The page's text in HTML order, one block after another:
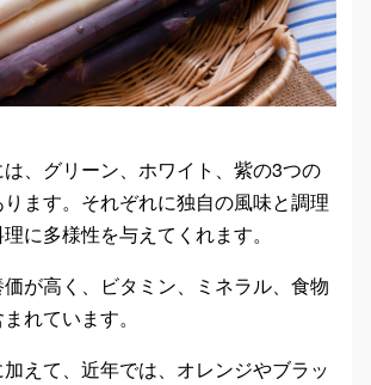
、グリーン、ホワイト、紫の3つの
ます。それぞれに独自の風味と調理
に多様性を与えてくれます。
が高く、ビタミン、ミネラル、食物
れています。
えて、近年では、オレンジやブラッ